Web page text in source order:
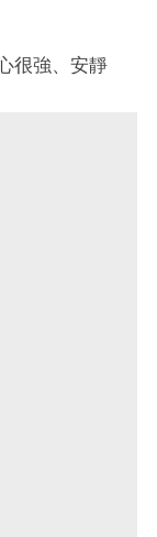
很強、安靜